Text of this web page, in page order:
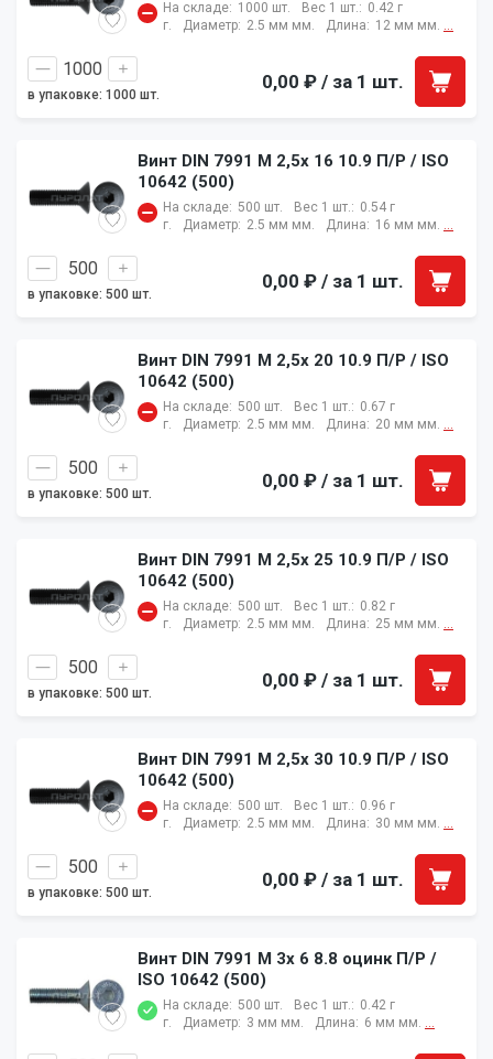
На складе: 1000 шт. Вес 1 шт.: 0.42 г
г.
Диаметр: 2.5 мм мм. Длина: 12 мм мм. ...
в упаковке: 1000 шт.
0,00 ₽ / за 1 шт.
Винт DIN 7991 M 2,5x 16 10.9 П/Р / ISO
10642 (500)
На складе: 500 шт. Вес 1 шт.: 0.54 г
г.
Диаметр: 2.5 мм мм. Длина: 16 мм мм. ...
в упаковке: 500 шт.
0,00 ₽ / за 1 шт.
Винт DIN 7991 M 2,5x 20 10.9 П/Р / ISO
10642 (500)
На складе: 500 шт. Вес 1 шт.: 0.67 г
г.
Диаметр: 2.5 мм мм. Длина: 20 мм мм. ...
в упаковке: 500 шт.
0,00 ₽ / за 1 шт.
Винт DIN 7991 M 2,5x 25 10.9 П/Р / ISO
10642 (500)
На складе: 500 шт. Вес 1 шт.: 0.82 г
г.
Диаметр: 2.5 мм мм. Длина: 25 мм мм. ...
в упаковке: 500 шт.
0,00 ₽ / за 1 шт.
Винт DIN 7991 M 2,5x 30 10.9 П/Р / ISO
10642 (500)
На складе: 500 шт. Вес 1 шт.: 0.96 г
г.
Диаметр: 2.5 мм мм. Длина: 30 мм мм. ...
в упаковке: 500 шт.
0,00 ₽ / за 1 шт.
Винт DIN 7991 M 3x 6 8.8 оцинк П/Р /
ISO 10642 (500)
На складе: 500 шт. Вес 1 шт.: 0.42 г
г.
Диаметр: 3 мм мм. Длина: 6 мм мм. ...